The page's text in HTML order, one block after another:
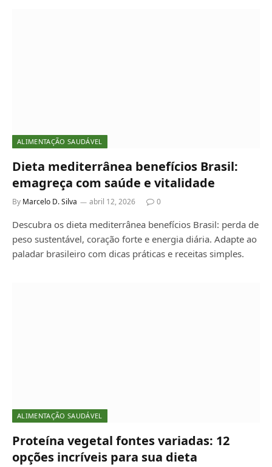
ALIMENTAÇÃO SAUDÁVEL
Dieta mediterrânea benefícios Brasil:
emagreça com saúde e vitalidade
By Marcelo D. Silva abril 12, 2026 0
Descubra os dieta mediterrânea benefícios Brasil: perda de
peso sustentável, coração forte e energia diária. Adapte ao
paladar brasileiro com dicas práticas e receitas simples.
ALIMENTAÇÃO SAUDÁVEL
Proteína vegetal fontes variadas: 12
opções incríveis para sua dieta